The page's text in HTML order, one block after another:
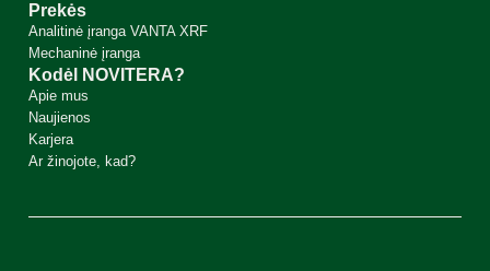
Prekės
Analitinė įranga VANTA XRF
Mechaninė įranga
Kodėl NOVITERA?
Apie mus
Naujienos
Karjera
Ar žinojote, kad?